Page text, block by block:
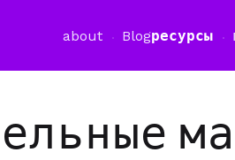
about Blogресурсы